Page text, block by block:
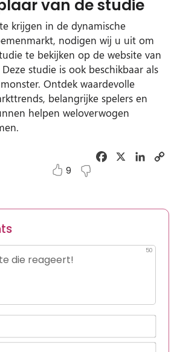
van de studie
krijgen in de dynamische
nodigen wij u uit om
te bekijken op de website van
Deze studie is ook beschikbaar als
Ontdek waardevolle
belangrijke spelers en
helpen weloverwogen
Facebook
9
50